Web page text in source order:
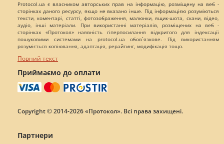
Protocol.ua є власником авторських прав на інформацію, розміщену на веб -
сторінках даного ресурсу, якщо не вказано інше. Під інформацією розуміються
тексти, коментарі, статті, фотозображення, малюнки, ящик-шота, скани, відео,
аудіо, інші матеріали. При використанні матеріалів, розміщених на веб -
сторінках «Протокол» наявність гіперпосилання відкритого для індексації
пошуковими системами на protocol.ua обов`язкове. Під використанням
розуміється копіювання, адаптація, рерайтинг, модифікація тощо.
Повний текст
Приймаємо до оплати
Copyright © 2014-2026 «Протокол». Всі права захищені.
Партнери